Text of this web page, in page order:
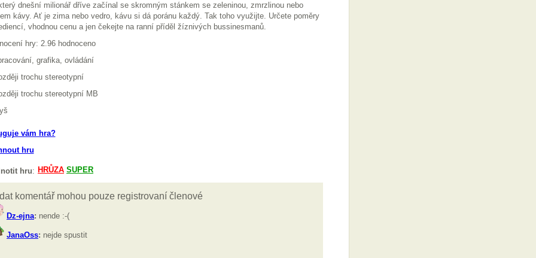
dnešní milionář dříve začínal se skromným stánkem se zeleninou, zmrzlinou nebo
kávy. Ať je zima nebo vedro, kávu si dá poránu každý. Tak toho využijte. Určete poměry
vhodnou cenu a jen čekejte na ranní příděl žíznivých bussinesmanů.
hry: 2.96 hodnoceno
grafika, ovládání
trochu stereotypní
trochu stereotypní MB
vám hra?
hru
hru: